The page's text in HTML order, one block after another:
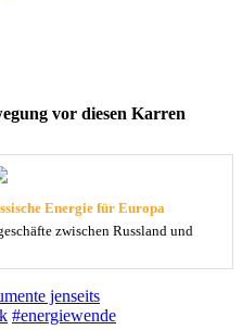
vor diesen Karren
Energie für Europa
zwischen Russland und
jenseits
#energiewende